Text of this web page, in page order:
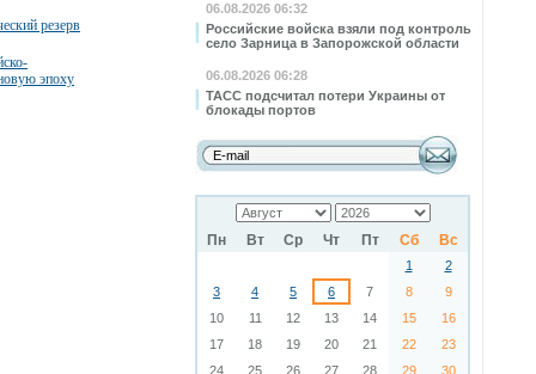
06.08.2026 06:32
Российские войска взяли под контроль
село Зарница в Запорожской области
06.08.2026 06:28
ТАСС подсчитал потери Украины от
блокады портов
Пн Вт Ср Чт Пт Сб Вс
1
2
3
4 5 6 7 8
9
10
11 12 13 14 15
16
17
18 19 20 21 22
23
24
25 26 27 28 29 30
резерв
эпоху